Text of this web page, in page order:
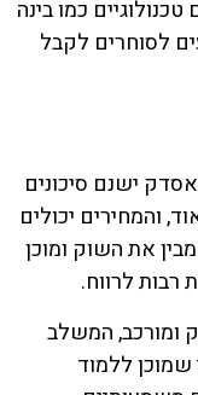
כמו בינה
לסוחרים לקבל
ישנם סיכונים
והמחירים יכולים
את השוק ומוכן
רבות לרווח.
ומורכב, המשלב
שמוכן ללמוד